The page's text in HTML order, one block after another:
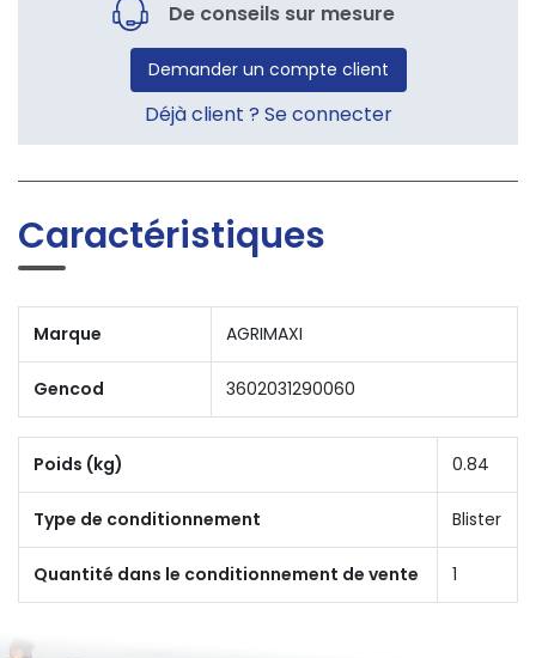
De conseils sur mesure
Demander un compte client
Déjà client ? Se connecter
Caractéristiques
Marque AGRIMAXI
Gencod 3602031290060
Poids (kg) 0.84
Type de conditionnement Blister
Quantité dans le conditionnement de vente 1